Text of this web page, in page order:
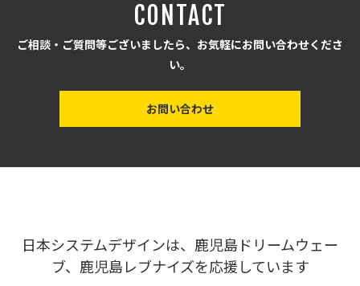
CONTACT
ご相談・ご質問等ございましたら、お気軽にお問い合わせくださ
い。
お問い合わせ
日本システムデザインは、鹿児島ドリームウェー
ブ、鹿児島レブナイズを応援しています